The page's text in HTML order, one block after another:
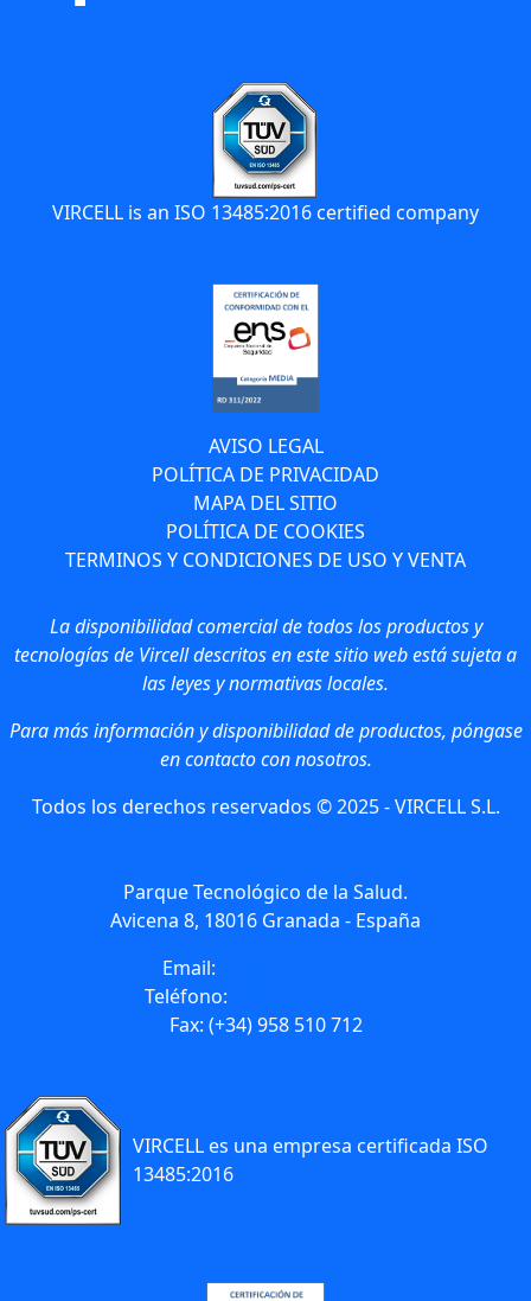
VIRCELL is an ISO 13485:2016 certified company
AVISO LEGAL
POLÍTICA DE PRIVACIDAD
MAPA DEL SITIO
POLÍTICA DE COOKIES
TERMINOS Y CONDICIONES DE USO Y VENTA
La disponibilidad comercial de todos los productos y
tecnologías de Vircell descritos en este sitio web está sujeta a
las leyes y normativas locales.
Para más información y disponibilidad de productos, póngase
en contacto con nosotros.
Todos los derechos reservados © 2025 - VIRCELL S.L.
Parque Tecnológico de la Salud.
Avicena 8, 18016 Granada - España
Email:
Teléfono:
Fax: (+34) 958 510 712
VIRCELL es una empresa certificada ISO
13485:2016